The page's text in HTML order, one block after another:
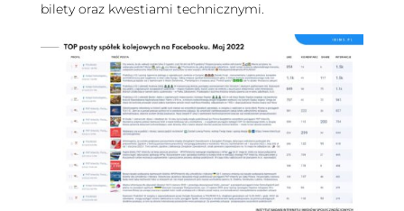
bilety oraz kwestiami technicznymi.